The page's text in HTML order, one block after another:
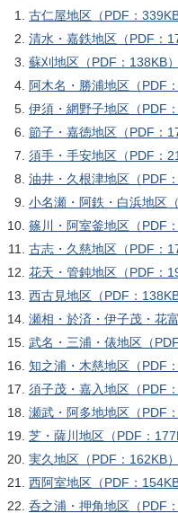
古仁屋地区（PDF：339KB
清水・嘉鉄地区（PDF：
蘇刈地区（PDF：138KB）
阿木名・勝浦地区（PDF
伊須・網野子地区（PDF：
節子・嘉徳地区（PDF：
須手・手安地区（PDF：
油井・久根津地区（PDF：
小名瀬・阿鉄・白浜地区
篠川・阿室釜地区（PDF：
古志・久慈地区（PDF：
花天・管鈍地区（PDF：
西古見地区（PDF：138KB
瀬相・於済・伊子茂・花
武名・三浦・俵地区（
知之浦・木慈地区（PDF：
須子茂・嘉入地区（PDF：
瀬武・阿多地地区（PDF：
芝・薩川地区（PDF：
実久地区（PDF：162KB）
西阿室地区（PDF：154KB
呑之浦・押角地区（PDF：